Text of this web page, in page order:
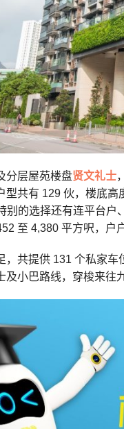
分层屋苑楼盘贤文礼士
型共有 129 伙，楼底
别的选择还有连平台
至 4,380 平方呎，户
，共提供 131 个私家
及小巴路线，穿梭来往